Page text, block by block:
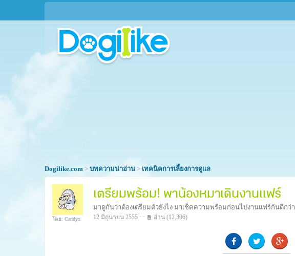
Dogilike.com > บทความน่าอ่าน > เทคนิคการเลี้ยงการดูแล
โดย: Candyx
เตรียมพร้อม! พาน้องหมาเดินงานแฟร์
มาดูกันว่าต้องเตรียมตัวยังไง มาเช็คความพร้อมก่อนไปงานแฟร์กันดีกว่า
12 มิถุนายน 2555 · · อ่าน (12,306)